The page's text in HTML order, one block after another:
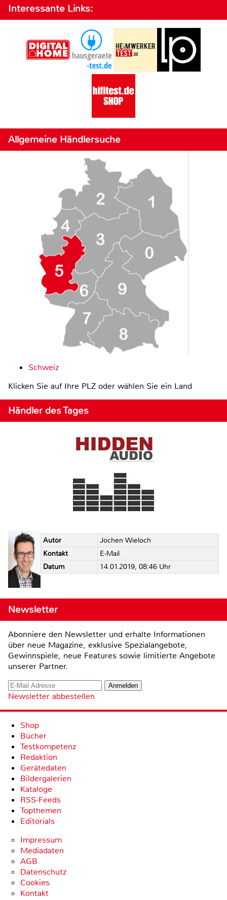
Interessante Links:
Allgemeine Händlersuche
Schweiz
Klicken Sie auf Ihre PLZ oder wählen Sie ein Land
Händler des Tages
Autor
Jochen Wieloch
Kontakt
E-Mail
Datum
14.01.2019, 08:46 Uhr
Newsletter
Abonniere den Newsletter und erhalte Informationen
über neue Magazine, exklusive Spezialangebote,
Gewinnspiele, neue Features sowie limitierte Angebote
unserer Partner.
Newsletter abbestellen
Shop
Bücher
Testkompetenz
Redaktion
Gerätedaten
Bildergalerien
Kataloge
RSS-Feeds
Topthemen
Editorials
Impressum
Mediadaten
AGB
Datenschutz
Cookies
Kontakt